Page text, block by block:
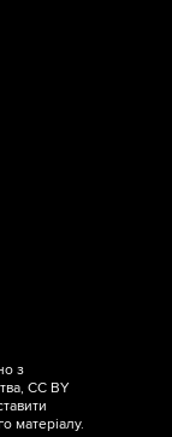
з
CC BY
матеріалу.